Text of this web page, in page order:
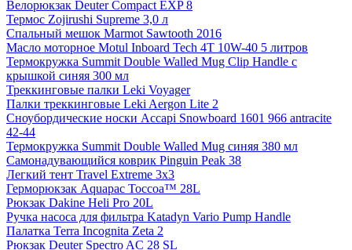
Велорюкзак Deuter Compact EXP 8
Термос Zojirushi Supreme 3,0 л
Спальный мешок Marmot Sawtooth 2016
Масло моторное Motul Inboard Tech 4T 10W-40 5 литров
Термокружка Summit Double Walled Mug Clip Handle с
крышкой синяя 300 мл
Треккинговые палки Leki Voyager
Палки треккинговые Leki Aergon Lite 2
Сноубордические носки Accapi Snowboard 1601 966 antracite
42-44
Термокружка Summit Double Walled Mug синяя 380 мл
Самонадувающийся коврик Pinguin Peak 38
Легкий тент Travel Extreme 3х3
Герморюкзак Aquapac Toccoa™ 28L
Рюкзак Dakine Heli Pro 20L
Ручка насоса для фильтра Katadyn Vario Pump Handle
Палатка Terra Incognita Zeta 2
Рюкзак Deuter Spectro AC 28 SL